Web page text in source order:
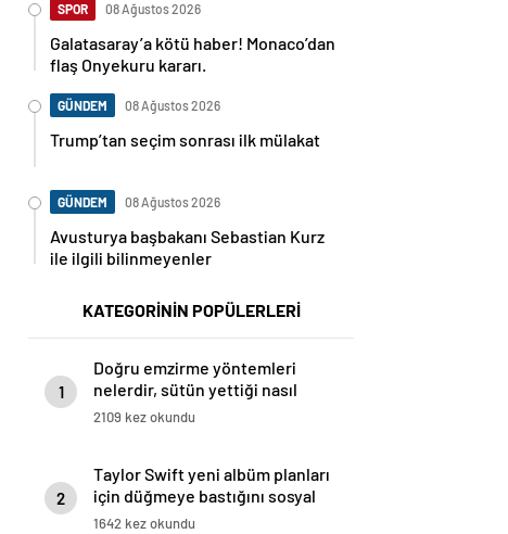
SPOR 08 Ağustos 2026
Galatasaray’a kötü haber! Monaco’dan
flaş Onyekuru kararı.
GÜNDEM 08 Ağustos 2026
Trump’tan seçim sonrası ilk mülakat
GÜNDEM 08 Ağustos 2026
Avusturya başbakanı Sebastian Kurz
ile ilgili bilinmeyenler
KATEGORİNİN POPÜLERLERİ
1
Doğru emzirme yöntemleri
nelerdir, sütün yettiği nasıl
anlaşılır?
2109 kez okundu
2
Taylor Swift yeni albüm planları
için düğmeye bastığını sosyal
medyadan duyurdu!
1642 kez okundu